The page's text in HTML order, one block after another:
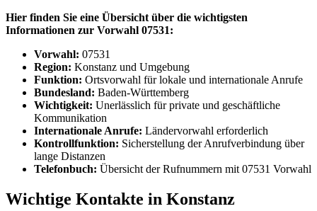
Hier finden Sie eine Übersicht über die wichtigsten
Informationen zur Vorwahl 07531:
Vorwahl: 07531
Region: Konstanz und Umgebung
Funktion: Ortsvorwahl für lokale und internationale Anrufe
Bundesland: Baden-Württemberg
Wichtigkeit: Unerlässlich für private und geschäftliche
Kommunikation
Internationale Anrufe: Ländervorwahl erforderlich
Kontrollfunktion: Sicherstellung der Anrufverbindung über
lange Distanzen
Telefonbuch: Übersicht der Rufnummern mit 07531 Vorwahl
Wichtige Kontakte in Konstanz